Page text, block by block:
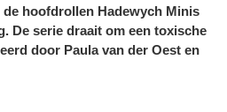
hoofdrollen Hadewych Minis
De serie draait om een toxische
door Paula van der Oest en